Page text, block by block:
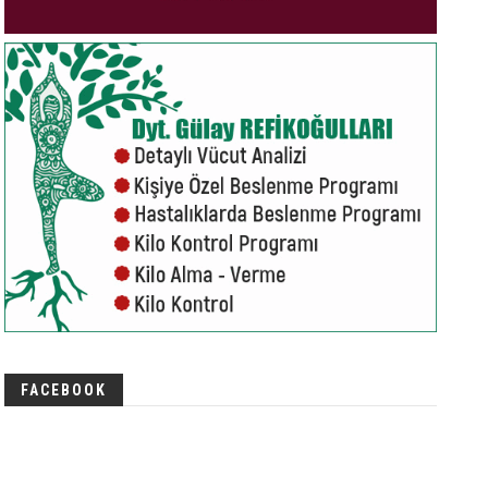
FACEBOOK